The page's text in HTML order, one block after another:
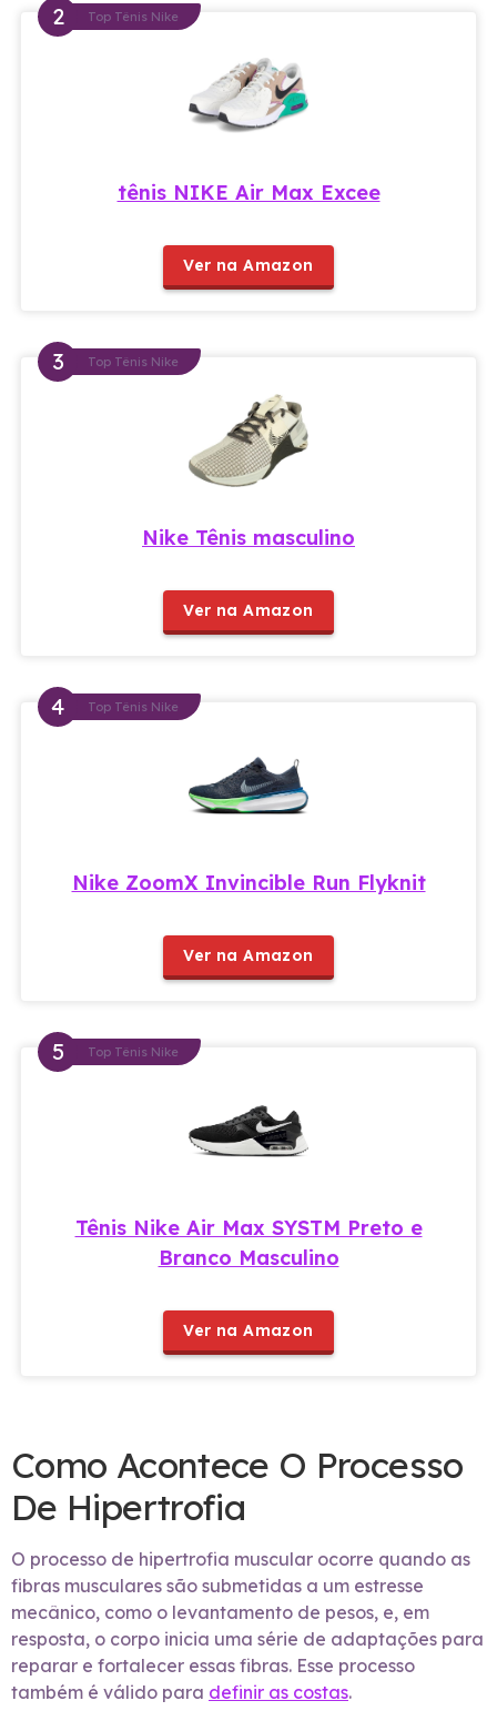
Top Tênis Nike
tênis NIKE Air Max Excee
Ver na Amazon
Top Tênis Nike
Nike Tênis masculino
Ver na Amazon
Top Tênis Nike
Nike ZoomX Invincible Run Flyknit
Ver na Amazon
Top Tênis Nike
Tênis Nike Air Max SYSTM Preto e
Branco Masculino
Ver na Amazon
Como Acontece O Processo
De Hipertrofia
O processo de hipertrofia muscular ocorre quando as
fibras musculares são submetidas a um estresse
mecânico, como o levantamento de pesos, e, em
resposta, o corpo inicia uma série de adaptações para
reparar e fortalecer essas fibras. Esse processo
também é válido para definir as costas.